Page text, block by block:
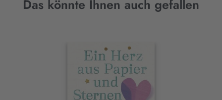
Das könnte Ihnen auch gefallen